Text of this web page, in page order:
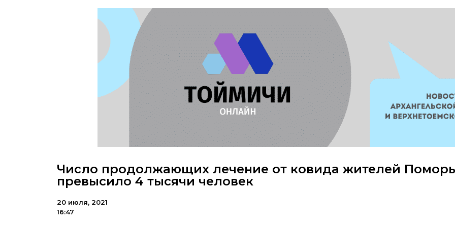
Число продолжающих лечение от ковида жителей
превысило 4 тысячи человек
20 июля, 2021
16:47